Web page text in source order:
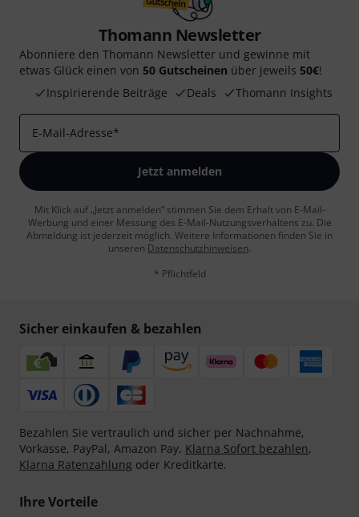
Thomann Newsletter
Abonniere den Thomann Newsletter und gewinne mit
etwas Glück einen von 50 Gutscheinen über jeweils 50€!
Inspirierende Beiträge
Deals Thomann Insights
E-Mail-Adresse*
Jetzt anmelden
Mit Klick auf „Jetzt anmelden“ stimmen Sie dem Erhalt von E-Mail-
Werbung und einer Messung des E-Mail-Nutzungsverhaltens zu. Die
Abmeldung ist jederzeit möglich. Weitere Informationen finden Sie in
unseren Datenschutzhinweisen.
* Pflichtfeld
Sicher einkaufen & bezahlen
Bezahlen Sie vertraulich und sicher per Nachnahme,
Vorkasse, PayPal, Amazon Pay, Klarna Sofort bezahlen,
Klarna Ratenzahlung oder Kreditkarte.
Ihre Vorteile